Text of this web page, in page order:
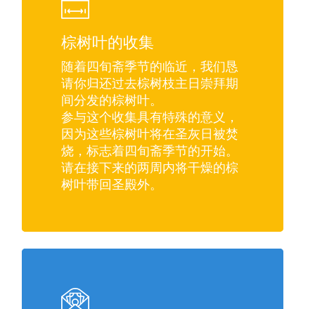
棕树叶的收集
随着四旬斋季节的临近，我们恳
请你归还过去棕树枝主日崇拜期
间分发的棕树叶。
参与这个收集具有特殊的意义，
因为这些棕树叶将在圣灰日被焚
烧，标志着四旬斋季节的开始。
请在接下来的两周内将干燥的棕
树叶带回圣殿外。